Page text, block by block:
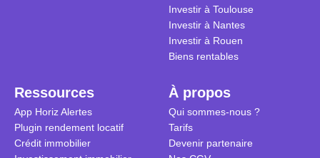
Investir à Toulouse
Investir à Nantes
Investir à Rouen
Biens rentables
Ressources
App Horiz Alertes
Plugin rendement locatif
Crédit immobilier
À propos
Qui sommes-nous ?
Tarifs
Devenir partenaire